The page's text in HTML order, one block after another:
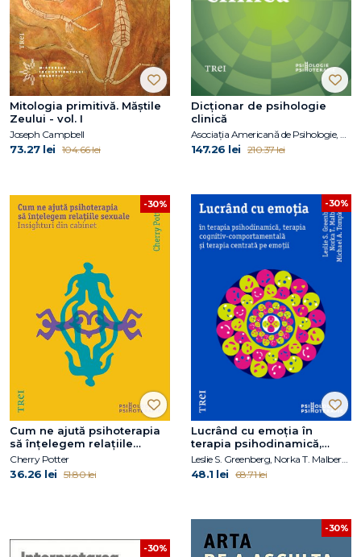
Mitologia primitivă. Măștile
Zeului - vol. I
Joseph Campbell
73.27 lei 104.66 lei
Dicționar de psihologie
clinică
Asociația Americană de Psihologie, Gary R. Vandenbos
147.26 lei 210.37 lei
-30%
Cum ne ajută psihoterapia
să înțelegem relațiile
sexuale
Cherry Potter
36.26 lei 51.80 lei
-30%
Lucrând cu emoția în
terapia psihodinamică,
terapia cognitiv-
comportamentală și terapia
centrată pe emoții
Leslie S. Greenberg, Norka T. Malberg, Michael A. Tompkins
48.1 lei 68.71 lei
-30%
-30%